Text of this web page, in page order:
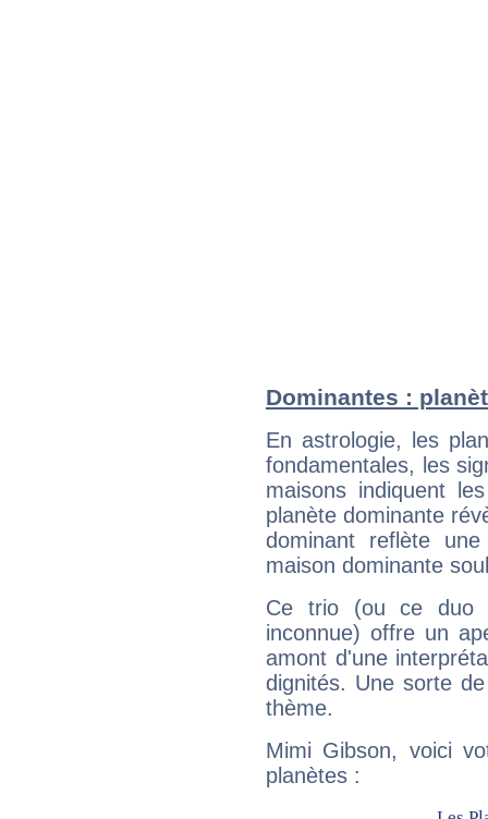
Dominantes :
En astrologie, les
fondamentales, les
maisons indiquent
planète dominante
dominant reflète
maison dominante
Ce trio (ou ce duo
inconnue) offre un
amont d'une
dignités. Une sorte
thème.
Mimi Gibson, voici
planètes :